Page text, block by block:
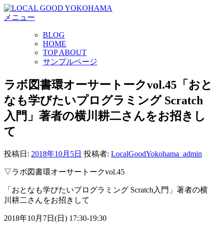
コ
ン
キ
ッ
プ
メニュー
BLOG
HOME
TOP ABOUT
サンプルページ
ラボ図書環オーサートークvol.45「おと
なも学びたいプログラミング Scratch
入門」著者の横川耕二さんをお招きし
て
投稿日: 2018年10月5日 投稿者: LocalGoodYokohama_admin
▽ラボ図書環オーサートークvol.45
「おとなも学びたいプログラミング Scratch入門」著者の横
川耕二さんをお招きして
2018年10月7日(日) 17:30-19:30